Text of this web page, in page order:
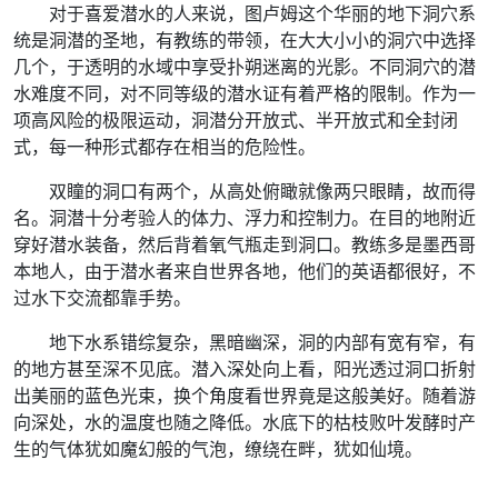
对于喜爱潜水的人来说，图卢姆这个华丽的地下洞穴系
统是洞潜的圣地，有教练的带领，在大大小小的洞穴中选择
几个，于透明的水域中享受扑朔迷离的光影。不同洞穴的潜
水难度不同，对不同等级的潜水证有着严格的限制。作为一
项高风险的极限运动，洞潜分开放式、半开放式和全封闭
式，每一种形式都存在相当的危险性。
双瞳的洞口有两个，从高处俯瞰就像两只眼睛，故而得
名。洞潜十分考验人的体力、浮力和控制力。在目的地附近
穿好潜水装备，然后背着氧气瓶走到洞口。教练多是墨西哥
本地人，由于潜水者来自世界各地，他们的英语都很好，不
过水下交流都靠手势。
地下水系错综复杂，黑暗幽深，洞的内部有宽有窄，有
的地方甚至深不见底。潜入深处向上看，阳光透过洞口折射
出美丽的蓝色光束，换个角度看世界竟是这般美好。随着游
向深处，水的温度也随之降低。水底下的枯枝败叶发酵时产
生的气体犹如魔幻般的气泡，缭绕在畔，犹如仙境。